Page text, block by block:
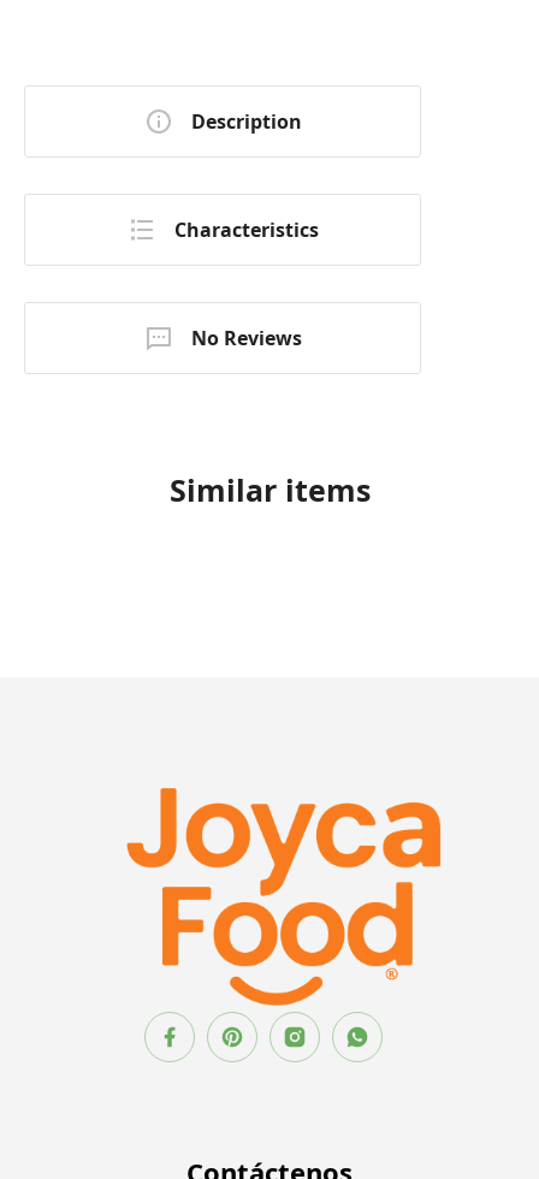
Description
Characteristics
No Reviews
Similar items
Contáctenos